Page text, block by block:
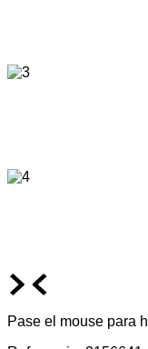
Pase el mouse para